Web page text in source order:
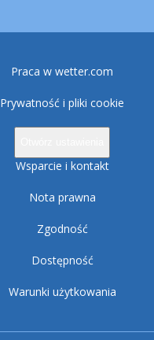
Praca w wetter.com
Prywatność i pliki cookie
Wsparcie i kontakt
Nota prawna
Zgodność
Dostępność
Warunki użytkowania